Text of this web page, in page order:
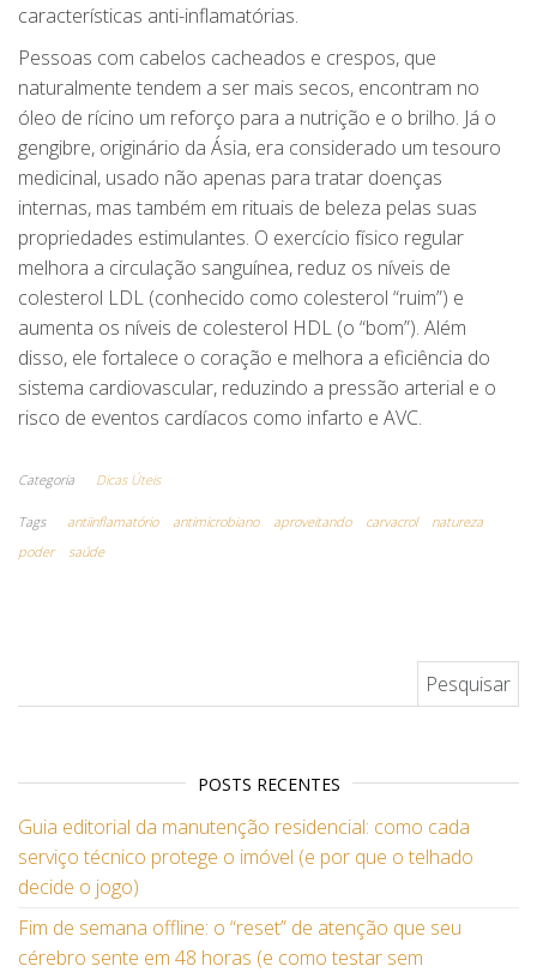
características anti-inflamatórias.
Pessoas com cabelos cacheados e crespos, que
naturalmente tendem a ser mais secos, encontram no
óleo de rícino um reforço para a nutrição e o brilho. Já o
gengibre, originário da Ásia, era considerado um tesouro
medicinal, usado não apenas para tratar doenças
internas, mas também em rituais de beleza pelas suas
propriedades estimulantes. O exercício físico regular
melhora a circulação sanguínea, reduz os níveis de
colesterol LDL (conhecido como colesterol “ruim”) e
aumenta os níveis de colesterol HDL (o “bom”). Além
disso, ele fortalece o coração e melhora a eficiência do
sistema cardiovascular, reduzindo a pressão arterial e o
risco de eventos cardíacos como infarto e AVC.
Categoria Dicas Úteis
Tags antiinflamatório antimicrobiano aproveitando carvacrol
natureza
poder
saúde
POSTS RECENTES
Guia editorial da manutenção residencial: como cada
serviço técnico protege o imóvel (e por que o telhado
decide o jogo)
Fim de semana offline: o “reset” de atenção que seu
cérebro sente em 48 horas (e como testar sem